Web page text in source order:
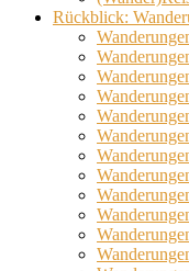
Rückblick: